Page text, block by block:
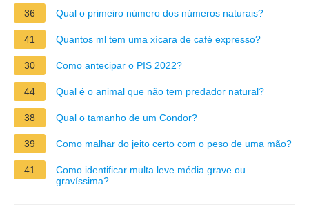
36 Qual o primeiro número dos números naturais?
41 Quantos ml tem uma xícara de café expresso?
30 Como antecipar o PIS 2022?
44 Qual é o animal que não tem predador natural?
38 Qual o tamanho de um Condor?
39 Como malhar do jeito certo com o peso de uma mão?
41
Como identificar multa leve média grave ou
gravíssima?